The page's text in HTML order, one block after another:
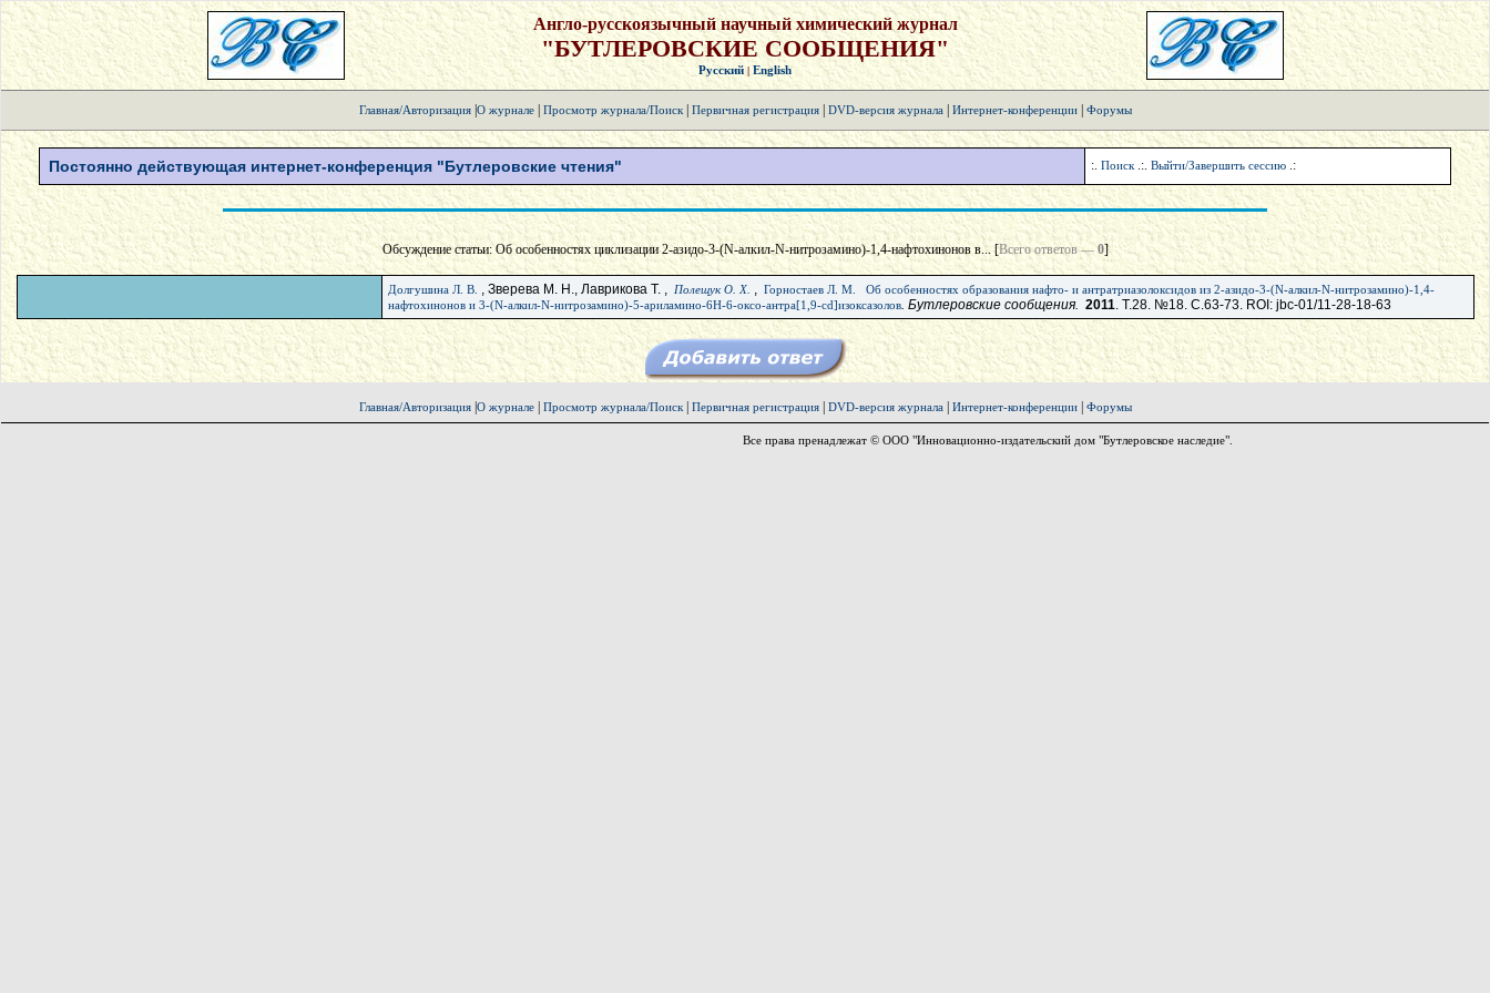
Англо-русскоязычный научный химический журнал
"БУТЛЕРОВСКИЕ СООБЩЕНИЯ"
Русский |English
Главная/Авторизация| О журнале| Просмотр журнала/Поиск| Первичная регистрация DVD-версия журнала| Интернет-конференции| Форумы
Постоянно действующая интернет-конференция "Бутлеровские чтения" :. Поиск.:. Выйти/Завершить сессию .:
Обсуждение статьи: Об особенностях циклизации 2-азидо-3-(N-алкил-N-нитрозамино)-1,4-нафтохинонов в... [Всего ответов —0]
Долгушина Л. В. , Зверева М. Н., Лаврикова Т. , Полещук О. Х. , Горностаев Л. М.
Об особенностях образования нафто- и антратриазолоксидов из 2-азидо-3-(N-алкил-N-нитрозамино)-1,4-
нафтохинонов и 3-(N-алкил-N-нитрозамино)-5-ариламино-6Н-6-оксо-антра[1,9-cd]изоксазолов. Бутлеровские сообщения. 2011. Т.28. №18. С.63-73. ROI: jbc-01/11-28-18-63
Главная/Авторизация| О журнале| Просмотр журнала/Поиск| Первичная регистрация DVD-версия журнала| Интернет-конференции| Форумы
Все права пренадлежат © ООО "Инновационно-издательский дом "Бутлеровское наследие".